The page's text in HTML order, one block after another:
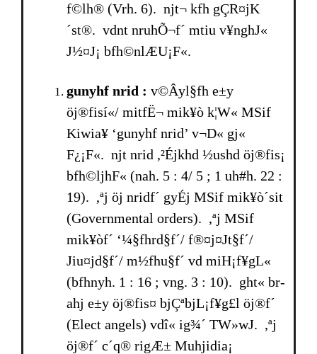
f©lh® (Vrh. 6). njt¬ kfh gÇR¤jK
´st®. vdnt nruhÕ¬f´ mtiu v¥nghJ«
J½¤J¡ bfh©nlÆU¡F«.
gunyhf nrid : v©Âyl§fh e±y
öj®fisí«/ mitfË¬ mik¥ò k¦W« MSif
Kiwia¥ ‘gunyhf nrid’ v¬D« gj«
F¿¡F«. njt nrid ,²Éjkhd ½ushd öj®fis¡
bfh©ljhF« (nah. 5 : 4/ 5 ; 1 uh#h. 22 :
19). ,ªj öj nridf´ gyÉj MSif mik¥ò´sit
(Governmental orders). ,ªj MSif
mik¥òf´ ‘¼§fhrd§f´/ f®¤j¤Jt§f´/
Jiu¤jd§f´/ m½fhu§f´ vd miH¡f¥gL«
(bfhnyh. 1 : 16 ; vng. 3 : 10). ght« br­
ahj e±y öj®fis¤ bjÇªbjL¡f¥g£l öj®f´
(Elect angels) vdî« ig¾´ TW»wJ. ,ªj
öj®f´ c´q® rigÆ± Muhjidia¡